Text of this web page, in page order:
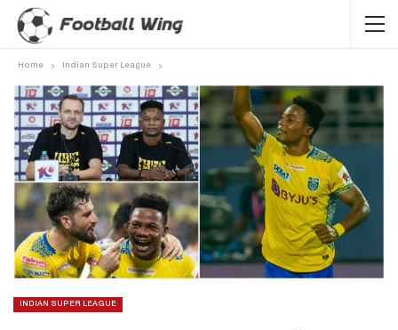
Home Indian Super League
INDIAN SUPER LEAGUE